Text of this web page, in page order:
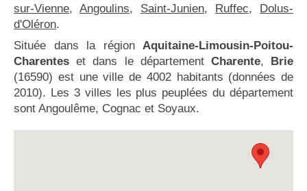
sur-Vienne, Angoulins, Saint-Junien, Ruffec, Dolus-
d'Oléron.
Située dans la région Aquitaine-Limousin-Poitou-
Charentes et dans le département Charente, Brie
(16590) est une ville de 4002 habitants (données de
2010). Les 3 villes les plus peuplées du département
sont Angoulême, Cognac et Soyaux.